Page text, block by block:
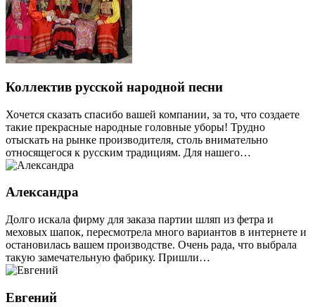
Коллектив русской народной песни
Хочется сказать спасибо вашей компании, за то, что создаете
такие прекрасные народные головные уборы! Трудно
отыскать на рынке производителя, столь внимательно
относящегося к русским традициям. Для нашего…
Александра
Долго искала фирму для заказа партии шляп из фетра и
меховых шапок, пересмотрела много вариантов в интернете и
остановилась вашем производстве. Очень рада, что выбрала
такую замечательную фабрику. Пришли…
Евгений